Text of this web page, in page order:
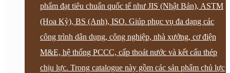
phẩm đạt tiêu chuẩn quốc tế như JIS (Nhật Bản), ASTM
(Hoa Kỳ), BS (Anh), ISO. Giúp phục vụ đa dạng các
công trình dân dụng, công nghiệp, nhà xưởng, cơ điện
M&E, hệ thống PCCC, cấp thoát nước và kết cấu thép
chịu lực. Trong catalogue này gồm các sản phẩm chủ lực